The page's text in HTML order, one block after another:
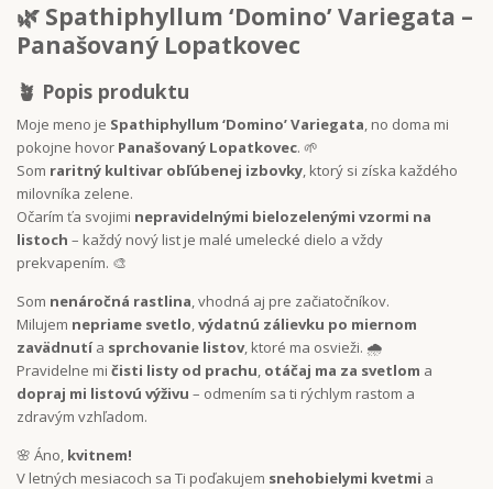
🌿 Spathiphyllum ‘Domino’ Variegata –
Panašovaný Lopatkovec
🪴 Popis produktu
Moje meno je Spathiphyllum ‘Domino’ Variegata, no doma mi
pokojne hovor Panašovaný Lopatkovec. 🌱
Som raritný kultivar obľúbenej izbovky, ktorý si získa každého
milovníka zelene.
Očarím ťa svojimi nepravidelnými bielozelenými vzormi na
listoch – každý nový list je malé umelecké dielo a vždy
prekvapením. 🎨
Som nenáročná rastlina, vhodná aj pre začiatočníkov.
Milujem nepriame svetlo,výdatnú zálievku po miernom
zavädnutía sprchovanie listov, ktoré ma osvieži. 🌧️
Pravidelne mi čisti listy od prachu, otáčaj ma za svetlom a
dopraj mi listovú výživu – odmením sa ti rýchlym rastom a
zdravým vzhľadom.
🌸 Áno, kvitnem!
V letných mesiacoch sa Ti poďakujem snehobielymi kvetmi a